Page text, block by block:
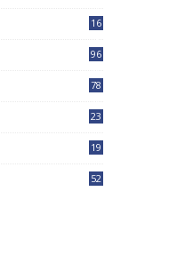
16
96
78
23
19
52